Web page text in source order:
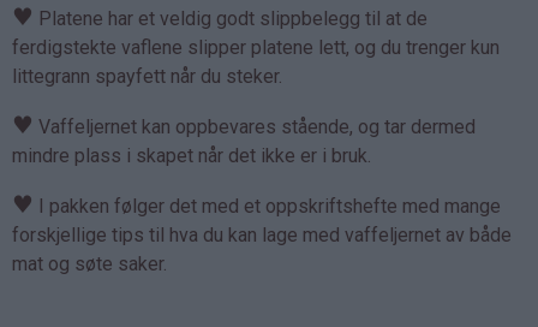
♥ Platene har et veldig godt slippbelegg til at de
ferdigstekte vaflene slipper platene lett, og du trenger kun
littegrann spayfett når du steker.
♥ Vaffeljernet kan oppbevares stående, og tar dermed
mindre plass i skapet når det ikke er i bruk.
♥ I pakken følger det med et oppskriftshefte med mange
forskjellige tips til hva du kan lage med vaffeljernet av både
mat og søte saker.